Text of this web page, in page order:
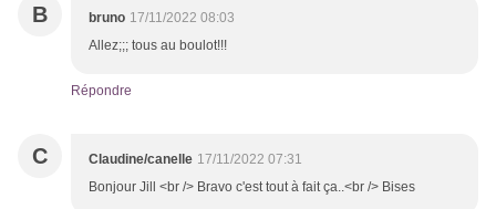
B bruno 17/11/2022 08:03
Allez;;; tous au boulot!!!
Répondre
C Claudine/canelle 17/11/2022 07:31
Bonjour Jill <br /> Bravo c'est tout à fait ça..<br /> Bises